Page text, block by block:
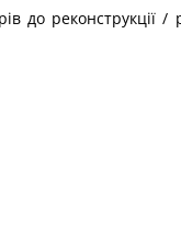
до реконструкції